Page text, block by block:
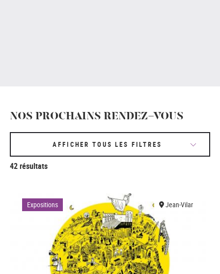
NOS PROCHAINS RENDEZ-VOUS
AFFICHER TOUS LES FILTRES
42 résultats
Expositions Jean-Vilar